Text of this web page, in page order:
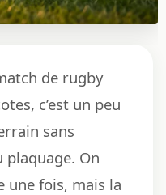
de rugby
c’est un peu
sans
plaquage. On
une fois, mais la